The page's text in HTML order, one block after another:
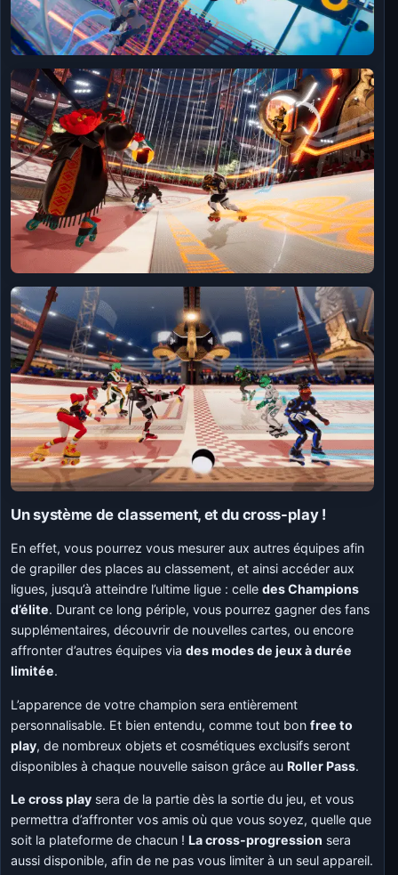
Un système de classement, et du cross-play !
En effet, vous pourrez vous mesurer aux autres équipes afin
de grapiller des places au classement, et ainsi accéder aux
ligues, jusqu’à atteindre l’ultime ligue : celledes Champions
d’élite. Durant ce long périple, vous pourrez gagner des fans
supplémentaires, découvrir de nouvelles cartes, ou encore
affronter d’autres équipes viades modes de jeux à durée
limitée.
L’apparence de votre champion sera entièrement
personnalisable. Et bien entendu, comme tout bonfree to
play, de nombreux objets et cosmétiques exclusifs seront
disponibles à chaque nouvelle saison grâce au Roller Pass.
Le cross play sera de la partie dès la sortie du jeu, et vous
permettra d’affronter vos amis où que vous soyez, quelle que
soit la plateforme de chacun ! La cross-progression sera
aussi disponible, afin de ne pas vous limiter à un seul appareil.